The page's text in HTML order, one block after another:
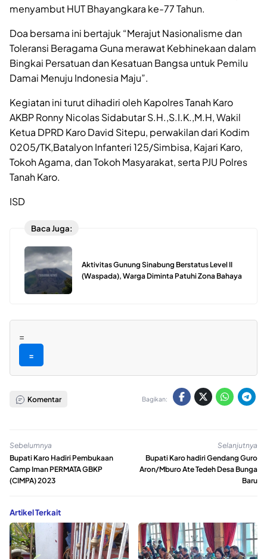
menyambut HUT Bhayangkara ke-77 Tahun.
Doa bersama ini bertajuk “Merajut Nasionalisme dan
Toleransi Beragama Guna merawat Kebhinekaan dalam
Bingkai Persatuan dan Kesatuan Bangsa untuk Pemilu
Damai Menuju Indonesia Maju”.
Kegiatan ini turut dihadiri oleh Kapolres Tanah Karo
AKBP Ronny Nicolas Sidabutar S.H.,S.I.K.,M.H, Wakil
Ketua DPRD Karo David Sitepu, perwakilan dari Kodim
0205/TK,Batalyon Infanteri 125/Simbisa, Kajari Karo,
Tokoh Agama, dan Tokoh Masyarakat, serta PJU Polres
Tanah Karo.
ISD
Baca Juga:
Aktivitas Gunung Sinabung Berstatus Level II
(Waspada), Warga Diminta Patuhi Zona Bahaya
=
=
Komentar Bagikan:
Sebelumnya
Bupati Karo Hadiri Pembukaan
Camp Iman PERMATA GBKP
(CIMPA) 2023
Selanjutnya
Bupati Karo hadiri Gendang Guro
Aron/Mburo Ate Tedeh Desa Bunga
Baru
Artikel Terkait